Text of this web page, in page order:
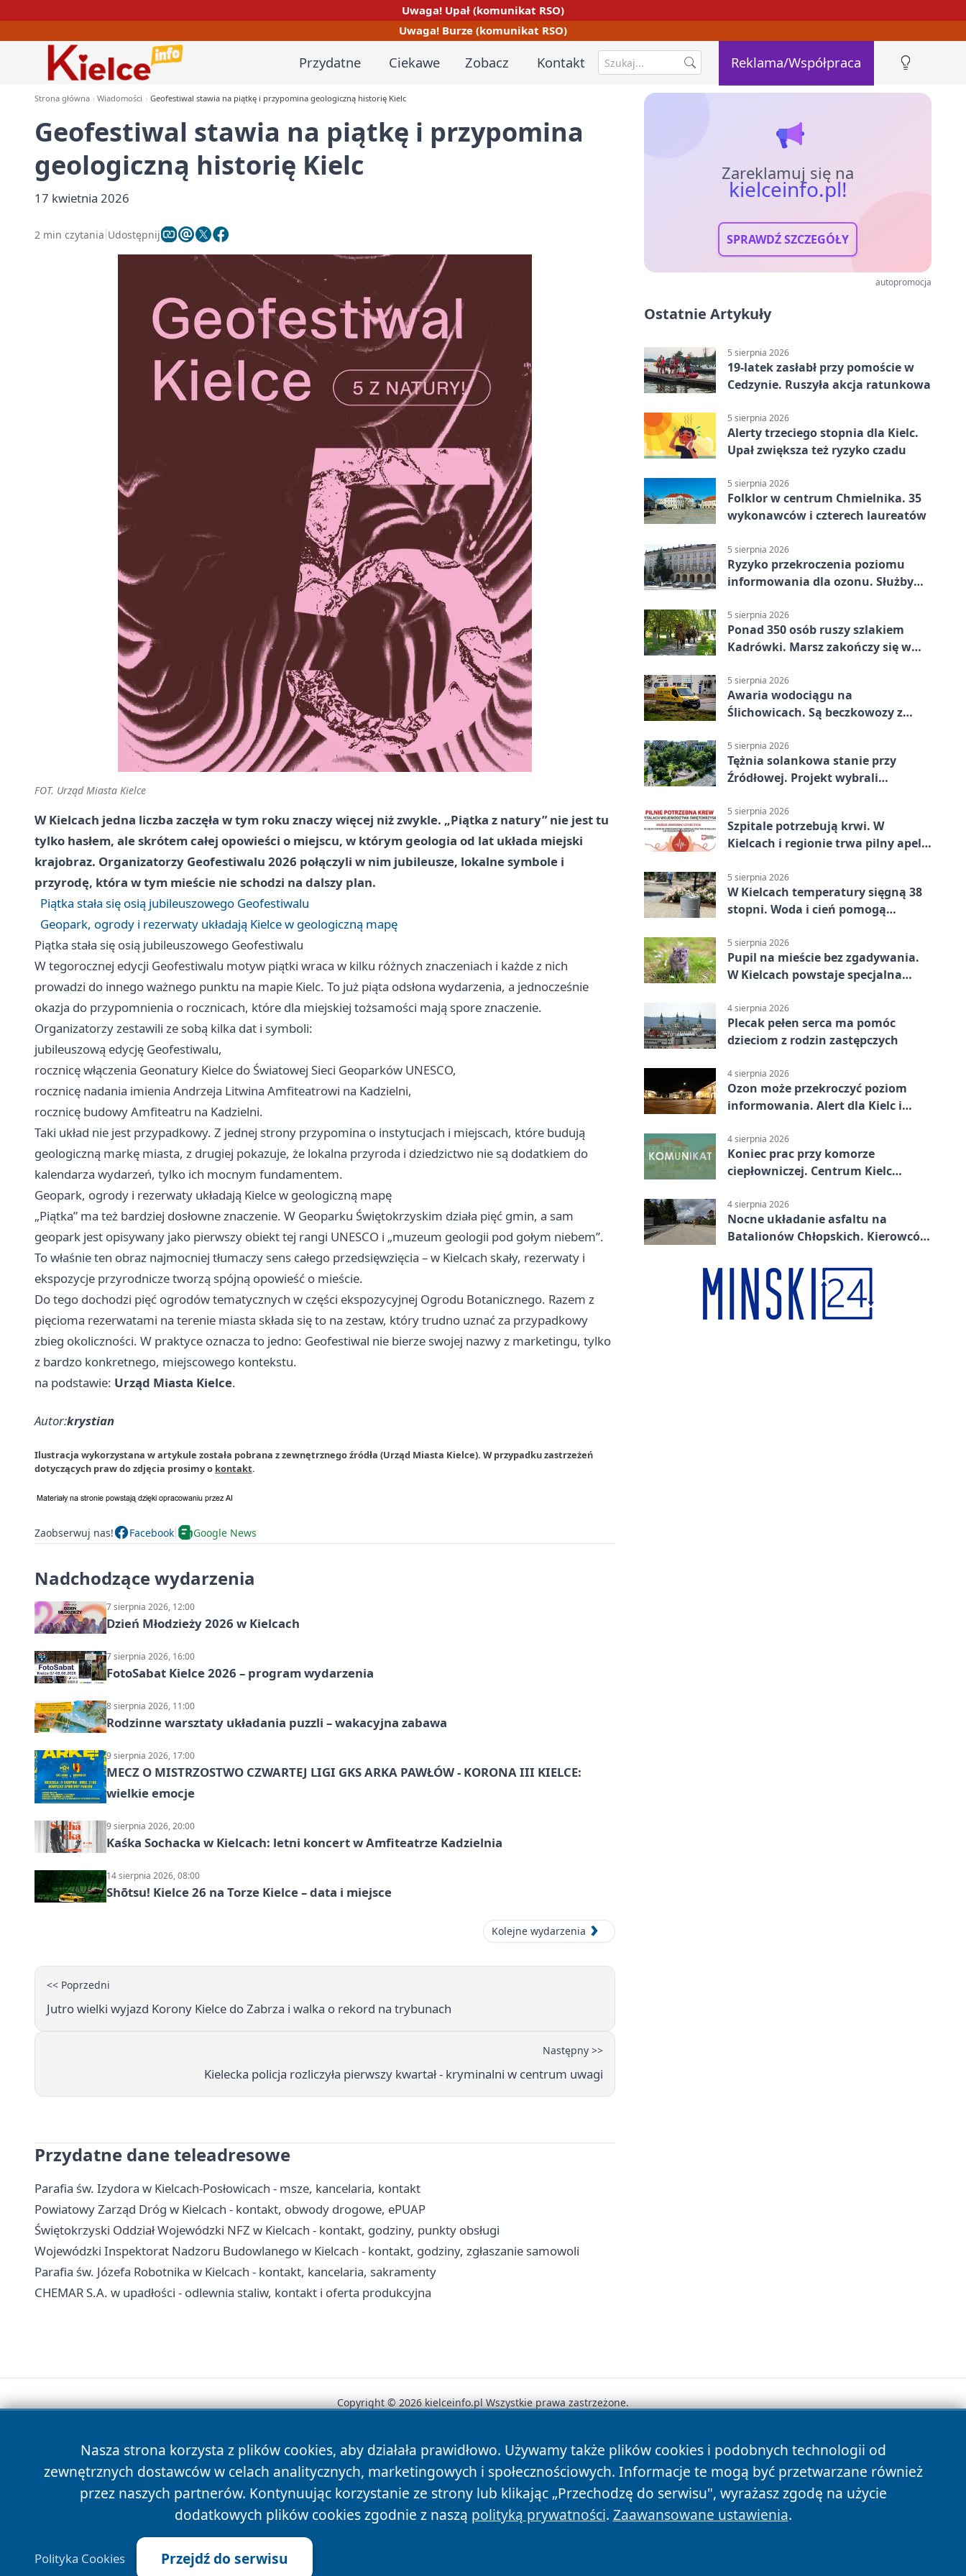
Uwaga! Upał (komunikat RSO)
Uwaga! Burze (komunikat RSO)
Przydatne Ciekawe Zobacz Kontakt Reklama/Współpraca
Strona główna Wiadomości Geofestiwal stawia na piątkę i przypomina geologiczną historię Kielc
Geofestiwal stawia na piątkę i przypomina
geologiczną historię Kielc
17 kwietnia 2026
2 min czytania Udostępnij
FOT. Urząd Miasta Kielce
W Kielcach jedna liczba zaczęła w tym roku znaczy więcej niż zwykle. „Piątka z natury” nie jest tu
tylko hasłem, ale skrótem całej opowieści o miejscu, w którym geologia od lat układa miejski
krajobraz. Organizatorzy Geofestiwalu 2026 połączyli w nim jubileusze, lokalne symbole i
przyrodę, która w tym mieście nie schodzi na dalszy plan.
Piątka stała się osią jubileuszowego Geofestiwalu
Geopark, ogrody i rezerwaty układają Kielce w geologiczną mapę
Piątka stała się osią jubileuszowego Geofestiwalu
W tegorocznej edycji Geofestiwalu motyw piątki wraca w kilku różnych znaczeniach i każde z nich
prowadzi do innego ważnego punktu na mapie Kielc. To już piąta odsłona wydarzenia, a jednocześnie
okazja do przypomnienia o rocznicach, które dla miejskiej tożsamości mają spore znaczenie.
Organizatorzy zestawili ze sobą kilka dat i symboli:
jubileuszową edycję Geofestiwalu,
rocznicę włączenia Geonatury Kielce do Światowej Sieci Geoparków UNESCO,
rocznicę nadania imienia Andrzeja Litwina Amfiteatrowi na Kadzielni,
rocznicę budowy Amfiteatru na Kadzielni.
Taki układ nie jest przypadkowy. Z jednej strony przypomina o instytucjach i miejscach, które budują
geologiczną markę miasta, z drugiej pokazuje, że lokalna przyroda i dziedzictwo nie są dodatkiem do
kalendarza wydarzeń, tylko ich mocnym fundamentem.
Geopark, ogrody i rezerwaty układają Kielce w geologiczną mapę
„Piątka” ma też bardziej dosłowne znaczenie. W Geoparku Świętokrzyskim działa pięć gmin, a sam
geopark jest opisywany jako pierwszy obiekt tej rangi UNESCO i „muzeum geologii pod gołym niebem”.
To właśnie ten obraz najmocniej tłumaczy sens całego przedsięwzięcia – w Kielcach skały, rezerwaty i
ekspozycje przyrodnicze tworzą spójną opowieść o mieście.
Do tego dochodzi pięć ogrodów tematycznych w części ekspozycyjnej Ogrodu Botanicznego. Razem z
pięcioma rezerwatami na terenie miasta składa się to na zestaw, który trudno uznać za przypadkowy
zbieg okoliczności. W praktyce oznacza to jedno: Geofestiwal nie bierze swojej nazwy z marketingu, tylko
z bardzo konkretnego, miejscowego kontekstu.
na podstawie: Urząd Miasta Kielce.
Autor:krystian
Ilustracja wykorzystana w artykule została pobrana z zewnętrznego źródła (Urząd Miasta Kielce). W przypadku zastrzeżeń
dotyczących praw do zdjęcia prosimy o kontakt.
Zaobserwuj nas! Facebook Google News
Nadchodzące wydarzenia
7 sierpnia 2026, 12:00
Dzień Młodzieży 2026 w Kielcach
7 sierpnia 2026, 16:00
FotoSabat Kielce 2026 – program wydarzenia
8 sierpnia 2026, 11:00
Rodzinne warsztaty układania puzzli – wakacyjna zabawa
9 sierpnia 2026, 17:00
MECZ O MISTRZOSTWO CZWARTEJ LIGI GKS ARKA PAWŁÓW - KORONA III KIELCE:
wielkie emocje
9 sierpnia 2026, 20:00
Kaśka Sochacka w Kielcach: letni koncert w Amfiteatrze Kadzielnia
14 sierpnia 2026, 08:00
Shōtsu! Kielce 26 na Torze Kielce – data i miejsce
Kolejne wydarzenia
<< Poprzedni
Jutro wielki wyjazd Korony Kielce do Zabrza i walka o rekord na trybunach
Następny >>
Kielecka policja rozliczyła pierwszy kwartał - kryminalni w centrum uwagi
Przydatne dane teleadresowe
Parafia św. Izydora w Kielcach-Posłowicach - msze, kancelaria, kontakt
Powiatowy Zarząd Dróg w Kielcach - kontakt, obwody drogowe, ePUAP
Świętokrzyski Oddział Wojewódzki NFZ w Kielcach - kontakt, godziny, punkty obsługi
Wojewódzki Inspektorat Nadzoru Budowlanego w Kielcach - kontakt, godziny, zgłaszanie samowoli
Parafia św. Józefa Robotnika w Kielcach - kontakt, kancelaria, sakramenty
CHEMAR S.A. w upadłości - odlewnia staliw, kontakt i oferta produkcyjna
Zareklamuj się na
kielceinfo.pl!
SPRAWDŹ SZCZEGÓŁY
autopromocja
Ostatnie Artykuły
5 sierpnia 2026
19-latek zasłabł przy pomoście w
Cedzynie. Ruszyła akcja ratunkowa
5 sierpnia 2026
Alerty trzeciego stopnia dla Kielc.
Upał zwiększa też ryzyko czadu
5 sierpnia 2026
Folklor w centrum Chmielnika. 35
wykonawców i czterech laureatów
5 sierpnia 2026
Ryzyko przekroczenia poziomu
informowania dla ozonu. Służby
5 sierpnia 2026
Ponad 350 osób ruszy szlakiem
Kadrówki. Marsz zakończy się w
5 sierpnia 2026
Awaria wodociągu na
Ślichowicach. Są beczkowozy z
5 sierpnia 2026
Tężnia solankowa stanie przy
Źródłowej. Projekt wybrali
5 sierpnia 2026
Szpitale potrzebują krwi. W
Kielcach i regionie trwa pilny apel
5 sierpnia 2026
W Kielcach temperatury sięgną 38
stopni. Woda i cień pomogą
5 sierpnia 2026
Pupil na mieście bez zgadywania.
W Kielcach powstaje specjalna
4 sierpnia 2026
Plecak pełen serca ma pomóc
dzieciom z rodzin zastępczych
4 sierpnia 2026
Ozon może przekroczyć poziom
informowania. Alert dla Kielc i
4 sierpnia 2026
Koniec prac przy komorze
ciepłowniczej. Centrum Kielc
4 sierpnia 2026
Nocne układanie asfaltu na
Batalionów Chłopskich. Kierowców
Nasza strona korzysta z plików cookies, aby działała prawidłowo. Używamy także plików cookies i podobnych technologii od
zewnętrznych dostawców w celach analitycznych, marketingowych i społecznościowych. Informacje te mogą być przetwarzane również
przez naszych partnerów. Kontynuując korzystanie ze strony lub klikając „Przechodzę do serwisu", wyrażasz zgodę na użycie
dodatkowych plików cookies zgodnie z naszą polityką prywatności. Zaawansowane ustawienia.
Polityka Cookies Przejdź do serwisu
Copyright © 2026 kielceinfo.pl Wszystkie prawa zastrzeżone.
News Autorzy Polityka Prywatności Polityka Cookies